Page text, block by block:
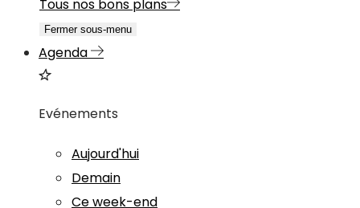
Tous nos bons plans
Fermer sous-menu
Agenda
Evénements
Aujourd'hui
Demain
Ce week-end